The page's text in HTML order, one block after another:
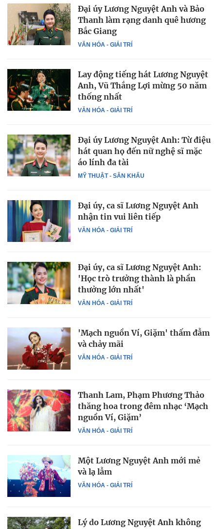
VĂN HÓA - GIẢI TRÍ
Đại úy Lương Nguyệt Anh và Bảo
Thanh làm rạng danh quê hương
Bắc Giang
VĂN HÓA - GIẢI TRÍ
Lay động tiếng hát Lương Nguyệt
Anh, Vũ Thắng Lợi mừng 50 năm
thống nhất
MỸ THUẬT - SÂN KHẤU
Đại úy Lương Nguyệt Anh: Từ điệu
hát quan họ đến nữ nghệ sĩ mặc
áo lính đa tài
VĂN HÓA - GIẢI TRÍ
Đại úy, ca sĩ Lương Nguyệt Anh
nhận tin vui liên tiếp
VĂN HÓA - GIẢI TRÍ
Đại úy, ca sĩ Lương Nguyệt Anh:
'Học trò trưởng thành là phần
thưởng lớn nhất'
VĂN HÓA - GIẢI TRÍ
'Mạch nguồn Ví, Giặm' thấm đẫm
và chảy mãi
VĂN HÓA - GIẢI TRÍ
Thanh Lam, Phạm Phương Thảo
thăng hoa trong đêm nhạc ‘Mạch
nguồn Ví, Giặm’
VĂN HÓA - GIẢI TRÍ
Một Lương Nguyệt Anh mới mẻ
và lạ lẫm
Lý do Lương Nguyệt Anh không